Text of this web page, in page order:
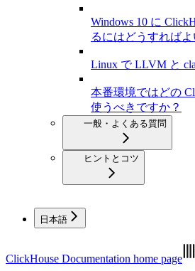
Windows 10 に
るにはどうすればよ
Linux で LLVM と
本番環境ではどの
使うべきですか？
一般・よくある質問
ヒントとコツ
日本語
ClickHouse Documentation home page